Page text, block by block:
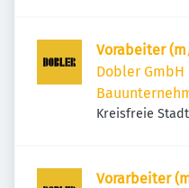
Vorabeiter
Dobler GmbH
Kreisfreie
Vorarbeiter